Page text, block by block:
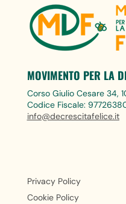
MOVIMENTO PER LA
Corso Giulio Cesare 34,
Codice Fiscale:
info@decrescitafelice.it
Privacy Policy
Cookie Policy